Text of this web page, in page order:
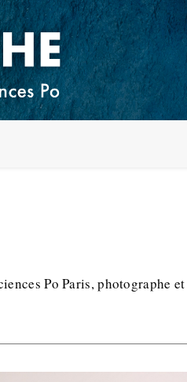
Po Paris, photographe et